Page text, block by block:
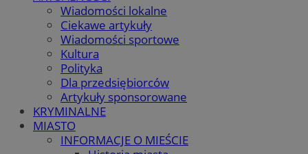
Wiadomości lokalne
Ciekawe artykuły
Wiadomości sportowe
Kultura
Polityka
Dla przedsiębiorców
Artykuły sponsorowane
KRYMINALNE
MIASTO
INFORMACJE O MIEŚCIE